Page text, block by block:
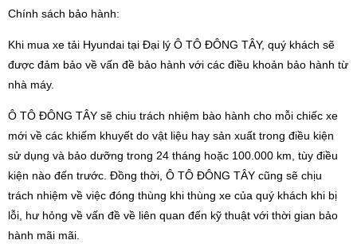
Chính sách bảo hành:
Khi mua xe tải Hyundai tại Đại lý Ô TÔ ĐÔNG TÂY, quý khách sẽ
được đảm bảo về vấn đề bảo hành với các điều khoản bảo hành từ
nhà máy.
Ô TÔ ĐÔNG TÂY sẽ chiu trách nhiệm bào hành cho mỗi chiếc xe
mới về các khiếm khuyết do vật liệu hay sản xuất trong điều kiện
sử dụng và bảo dưỡng trong 24 tháng hoặc 100.000 km, tùy điều
kiện nào đến trước. Đồng thời, Ô TÔ ĐÔNG TÂY cũng sẽ chịu
trách nhiệm về việc đóng thùng khi thùng xe của quý khách khi bị
lỗi, hư hỏng về vấn đề về liên quan đến kỹ thuật với thời gian bảo
hành mãi mãi.